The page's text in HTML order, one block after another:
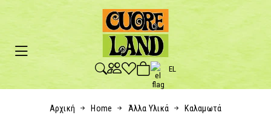
EL
Αρχική Home Άλλα Υλικά Καλαμωτά